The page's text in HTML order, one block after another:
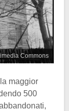
Commons
maggior
500